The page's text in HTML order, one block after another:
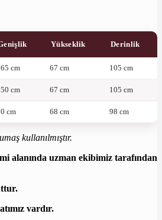
Yükseklik Derinlik
cm 67 cm 105 cm
cm 67 cm 105 cm
cm 68 cm 98 cm
kullanılmıştır.
alanında uzman ekibimiz tarafından
vardır.